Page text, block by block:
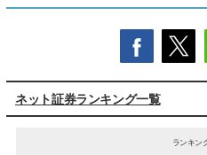
ネット証券ランキング一覧
ランキン